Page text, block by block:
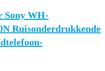
Sony WH-
Ruisonderdrukkende